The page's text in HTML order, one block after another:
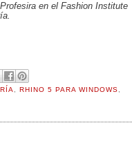
en el Fashion Institute
, RHINO 5 PARA WINDOWS,